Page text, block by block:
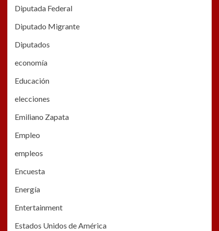
Diputada Federal
Diputado Migrante
Diputados
economía
Educación
elecciones
Emiliano Zapata
Empleo
empleos
Encuesta
Energía
Entertainment
Estados Unidos de América